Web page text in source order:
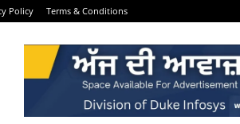
Policy Terms & Conditions